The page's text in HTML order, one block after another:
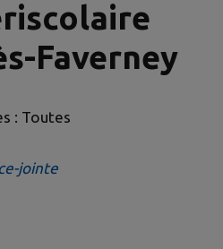
Faverney
: Toutes
jointe